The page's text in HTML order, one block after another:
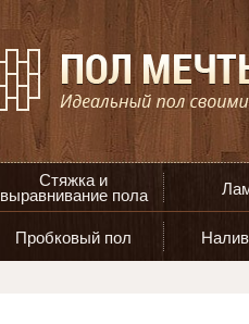
Стяжка и
выравнивание пола
Пробковый пол